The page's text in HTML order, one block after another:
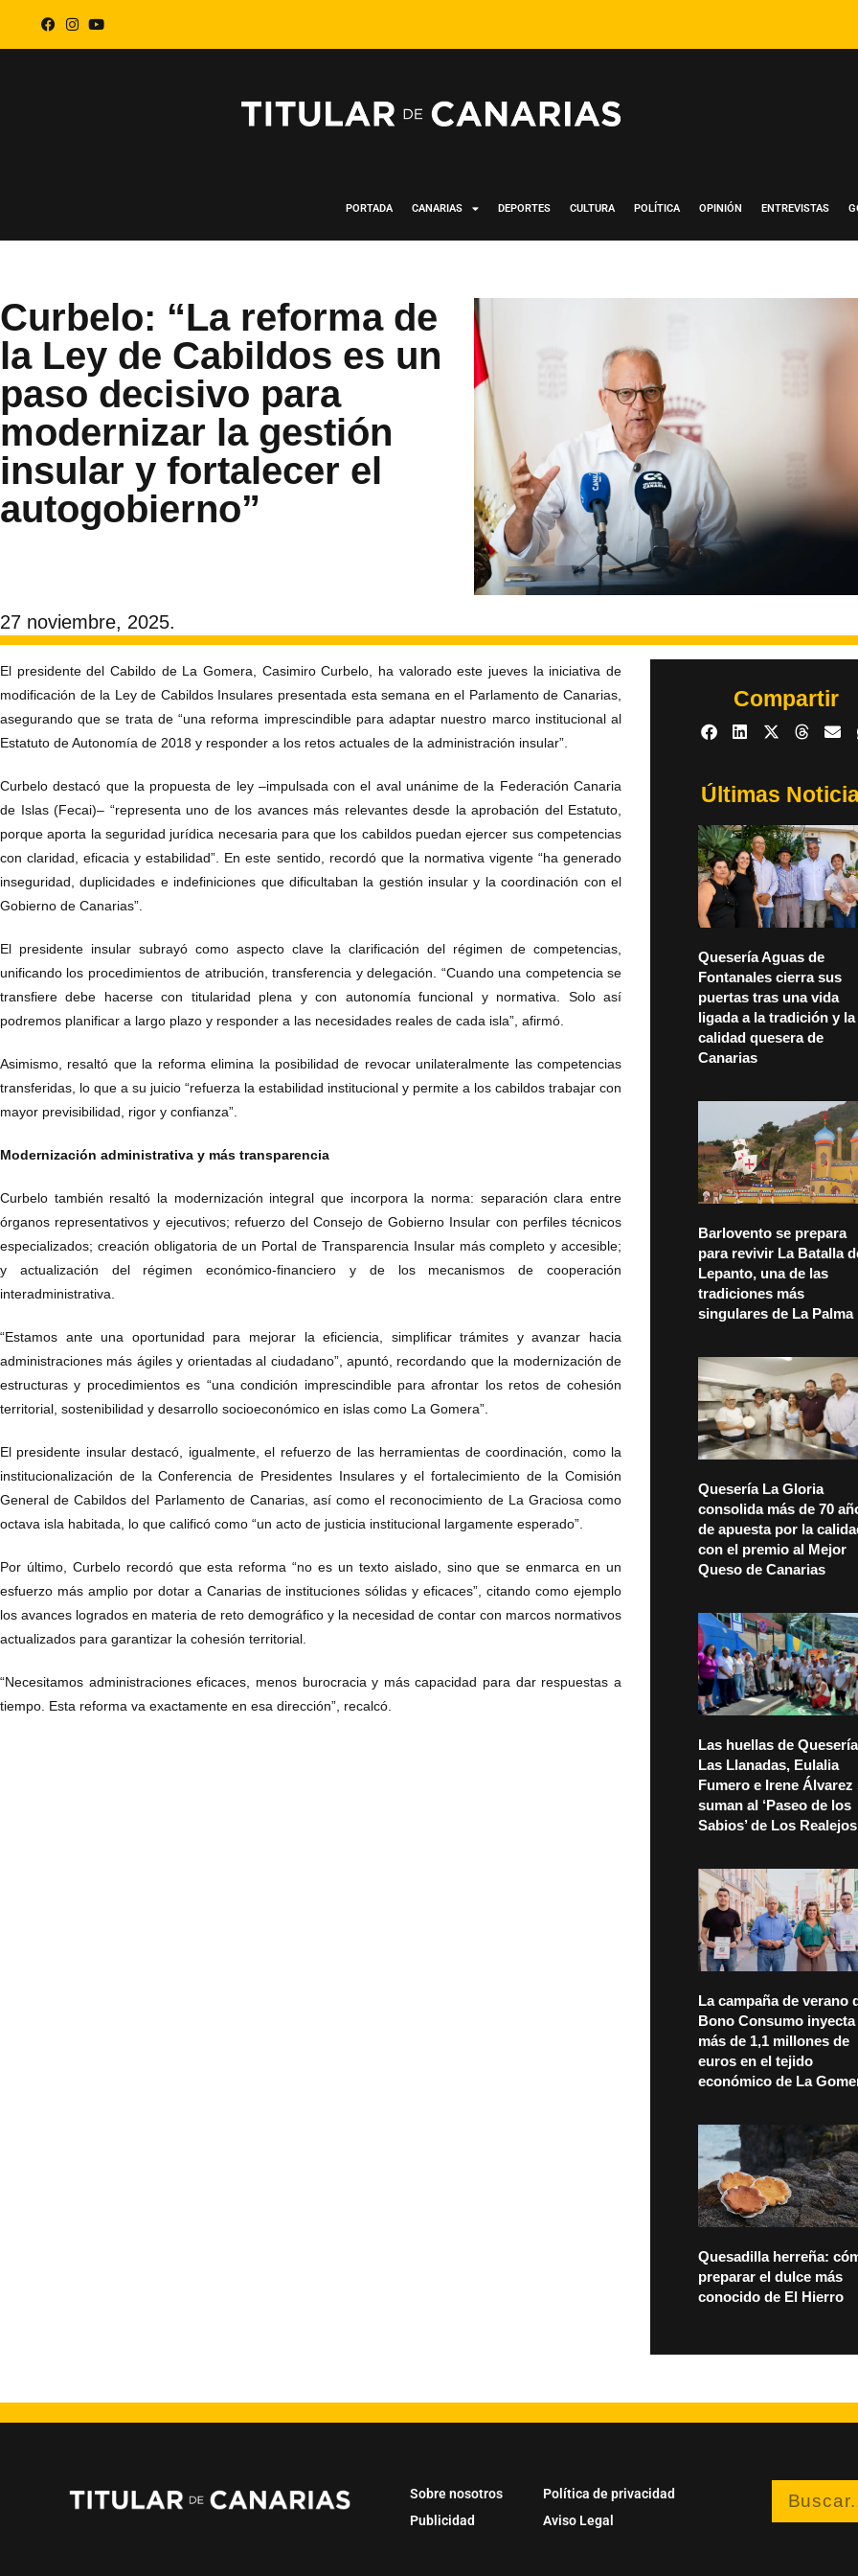
PORTADA CANARIAS DEPORTES CULTURA POLÍTICA OPINIÓN ENTREVISTAS
Curbelo: “La reforma de
la Ley de Cabildos es un
paso decisivo para
modernizar la gestión
insular y fortalecer el
autogobierno”
27 noviembre, 2025.
El presidente del Cabildo de La Gomera, Casimiro Curbelo, ha valorado este jueves la iniciativa de
modificación de la Ley de Cabildos Insulares presentada esta semana en el Parlamento de Canarias,
asegurando que se trata de “una reforma imprescindible para adaptar nuestro marco institucional al
Estatuto de Autonomía de 2018 y responder a los retos actuales de la administración insular”.
Curbelo destacó que la propuesta de ley –impulsada con el aval unánime de la Federación Canaria
de Islas (Fecai)– “representa uno de los avances más relevantes desde la aprobación del Estatuto,
porque aporta la seguridad jurídica necesaria para que los cabildos puedan ejercer sus competencias
con claridad, eficacia y estabilidad”. En este sentido, recordó que la normativa vigente “ha generado
inseguridad, duplicidades e indefiniciones que dificultaban la gestión insular y la coordinación con el
Gobierno de Canarias”.
El presidente insular subrayó como aspecto clave la clarificación del régimen de competencias,
unificando los procedimientos de atribución, transferencia y delegación. “Cuando una competencia se
transfiere debe hacerse con titularidad plena y con autonomía funcional y normativa. Solo así
podremos planificar a largo plazo y responder a las necesidades reales de cada isla”, afirmó.
Asimismo, resaltó que la reforma elimina la posibilidad de revocar unilateralmente las competencias
transferidas, lo que a su juicio “refuerza la estabilidad institucional y permite a los cabildos trabajar con
mayor previsibilidad, rigor y confianza”.
Modernización administrativa y más transparencia
Curbelo también resaltó la modernización integral que incorpora la norma: separación clara entre
órganos representativos y ejecutivos; refuerzo del Consejo de Gobierno Insular con perfiles técnicos
especializados; creación obligatoria de un Portal de Transparencia Insular más completo y accesible;
y actualización del régimen económico-financiero y de los mecanismos de cooperación
interadministrativa.
“Estamos ante una oportunidad para mejorar la eficiencia, simplificar trámites y avanzar hacia
administraciones más ágiles y orientadas al ciudadano”, apuntó, recordando que la modernización de
estructuras y procedimientos es “una condición imprescindible para afrontar los retos de cohesión
territorial, sostenibilidad y desarrollo socioeconómico en islas como La Gomera”.
El presidente insular destacó, igualmente, el refuerzo de las herramientas de coordinación, como la
institucionalización de la Conferencia de Presidentes Insulares y el fortalecimiento de la Comisión
General de Cabildos del Parlamento de Canarias, así como el reconocimiento de La Graciosa como
octava isla habitada, lo que calificó como “un acto de justicia institucional largamente esperado”.
Por último, Curbelo recordó que esta reforma “no es un texto aislado, sino que se enmarca en un
esfuerzo más amplio por dotar a Canarias de instituciones sólidas y eficaces”, citando como ejemplo
los avances logrados en materia de reto demográfico y la necesidad de contar con marcos normativos
actualizados para garantizar la cohesión territorial.
“Necesitamos administraciones eficaces, menos burocracia y más capacidad para dar respuestas a
tiempo. Esta reforma va exactamente en esa dirección”, recalcó.
Compartir
Últimas
Quesería Aguas de
Fontanales cierra sus
puertas tras una vida
ligada a la tradición y la
calidad quesera de
Canarias
Barlovento se prepara
para revivir La Batalla
Lepanto, una de las
tradiciones más
singulares de La Palma
Quesería La Gloria
consolida más de 70
de apuesta por la
con el premio al Mejor
Queso de Canarias
Las huellas de Quesería
Las Llanadas, Eulalia
Fumero e Irene Álvarez
suman al ‘Paseo de los
Sabios’ de Los Realejos
La campaña de verano
Bono Consumo inyecta
más de 1,1 millones de
euros en el tejido
económico de La
Quesadilla herreña:
preparar el dulce más
conocido de El Hierro
Sobre nosotros
Publicidad
Política de privacidad
Aviso Legal